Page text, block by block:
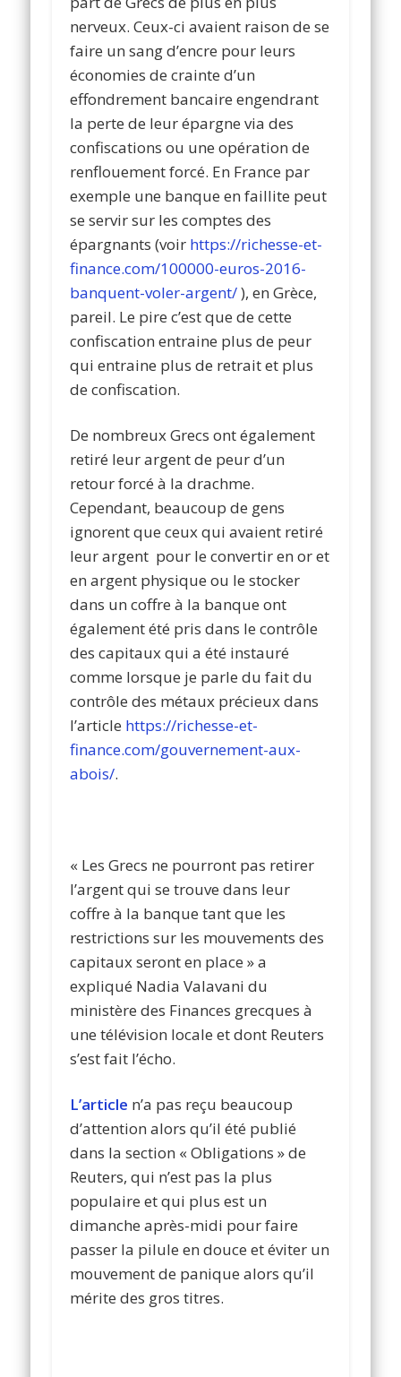
nerveux. Ceux-ci avaient raison de se
faire un sang d’encre pour leurs
économies de crainte d’un
effondrement bancaire engendrant
la perte de leur épargne via des
confiscations ou une opération de
renflouement forcé. En France par
exemple une banque en faillite peut
se servir sur les comptes des
épargnants (voir https://richesse-et-
finance.com/100000-euros-2016-
banquent-voler-argent/), en Grèce,
pareil. Le pire c’est que de cette
confiscation entraine plus de peur
qui entraine plus de retrait et plus
de confiscation.
De nombreux Grecs ont également
retiré leur argent de peur d’un
retour forcé à la drachme.
Cependant, beaucoup de gens
ignorent que ceux qui avaient retiré
leur argent pour le convertir en or et
en argent physique ou le stocker
dans un coffre à la banque ont
également été pris dans le contrôle
des capitaux qui a été instauré
comme lorsque je parle du fait du
contrôle des métaux précieux dans
l’article https://richesse-et-
finance.com/gouvernement-aux-
abois/.
« Les Grecs ne pourront pas retirer
l’argent qui se trouve dans leur
coffre à la banque tant que les
restrictions sur les mouvements des
capitaux seront en place » a
expliqué Nadia Valavani du
ministère des Finances grecques à
une télévision locale et dont Reuters
s’est fait l’écho.
L’article n’a pas reçu beaucoup
d’attention alors qu’il été publié
dans la section « Obligations » de
Reuters, qui n’est pas la plus
populaire et qui plus est un
dimanche après-midi pour faire
passer la pilule en douce et éviter un
mouvement de panique alors qu’il
mérite des gros titres.